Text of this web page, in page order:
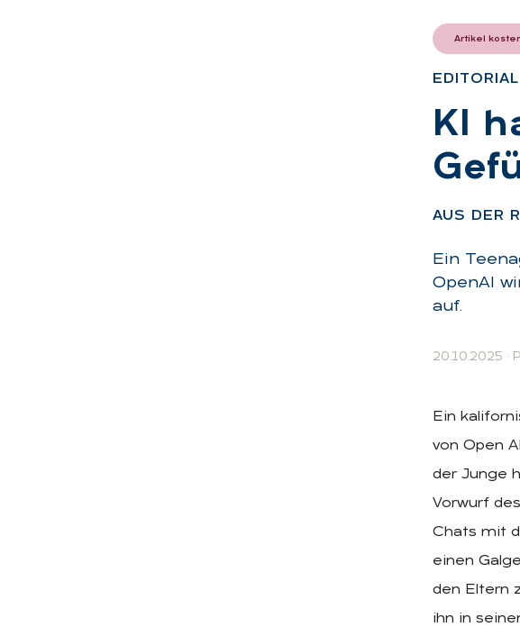
Artikel
EDI­TO­RI­AL
:
KI
AUS DER
Ein
OpenAI
auf.
20.10.2025 ·
Ein
von Open
der Junge
Vorwurf
Chats mit
einen
den Eltern
ihn in